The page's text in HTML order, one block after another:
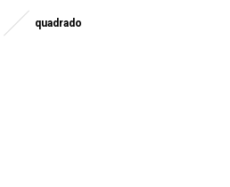
quadrado